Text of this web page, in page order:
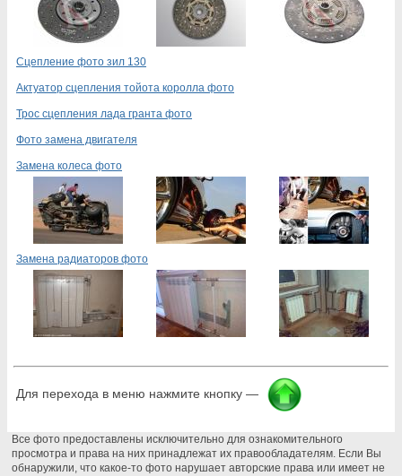
Сцепление фото зил 130
Актуатор сцепления тойота королла фото
Трос сцепления лада гранта фото
Фото замена двигателя
Замена колеса фото
Замена радиаторов фото
Для перехода в меню нажмите кнопку —
Все фото предоставлены исключительно для ознакомительного
просмотра и права на них принадлежат их правообладателям. Если Вы
обнаружили, что какое-то фото нарушает авторские права или имеет не